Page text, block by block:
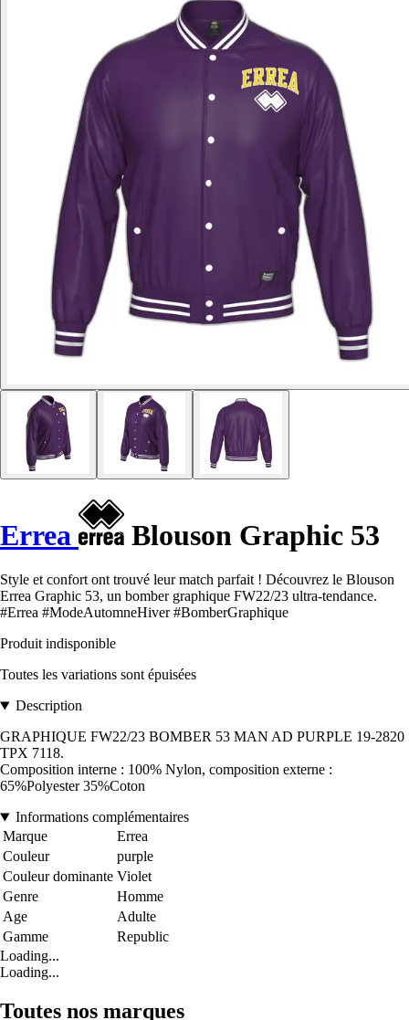
Errea Blouson Graphic 53
Style et confort ont trouvé leur match parfait ! Découvrez le Blouson
Errea Graphic 53, un bomber graphique FW22/23 ultra-tendance.
#Errea #ModeAutomneHiver #BomberGraphique
Produit indisponible
Toutes les variations sont épuisées
Description
GRAPHIQUE FW22/23 BOMBER 53 MAN AD PURPLE 19-2820
TPX 7118.
Composition interne : 100% Nylon, composition externe :
65%Polyester 35%Coton
Informations complémentaires
Marque
Errea
Couleur
purple
Couleur dominante Violet
Genre
Homme
Age
Adulte
Gamme
Republic
Loading...
Loading...
Toutes nos marques